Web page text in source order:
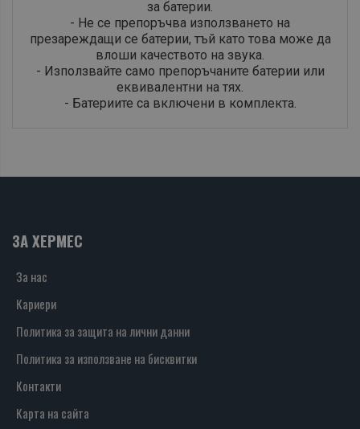
за батерии.
- Не се препоръчва използването на
презареждащи се батерии, тъй като това може да
влоши качеството на звука.
- Използвайте само препоръчаните батерии или
еквивалентни на тях.
- Батериите са включени в комплекта.
ЗА ХЕРМЕС
За нас
Кариери
Политика за защита на лични данни
Политика за използване на бисквитки
Контакти
Карта на сайта